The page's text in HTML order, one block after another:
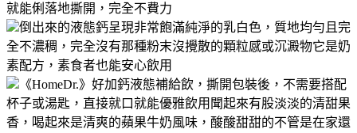
就能俐落地撕開，完全不費力
倒出來的液態鈣呈現非常飽滿純淨的乳白色，質地均勻且完
全不濃稠，完全沒有那種粉末沒攪散的顆粒感或沉澱物它是奶
素配方，素食者也能安心飲用
《HomeDr.》好加鈣液態補給飲，撕開包裝後，不需要搭配
杯子或湯匙，直接就口就能優雅飲用聞起來有股淡淡的清甜果
香，喝起來是清爽的蘋果牛奶風味，酸酸甜甜的不管是在家還